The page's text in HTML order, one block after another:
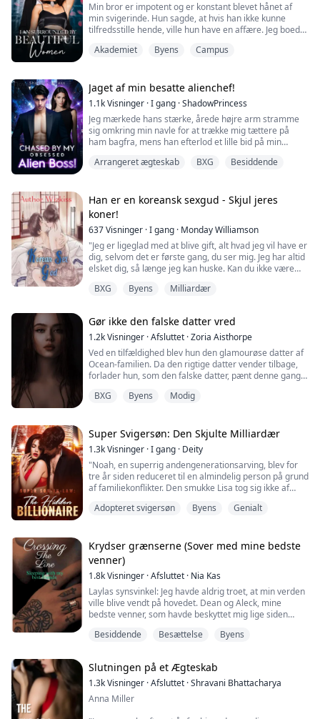
Hun udstøder et brændende støn, da jeg rammer
hendes følsomme punkt, og jeg nærmer mig hendes
højre bryst, markerer det med mine bid og suger. Jeg vil
have...
Min bror er impotent og er konstant blevet hånet af
min svigerinde. Hun sagde, at hvis han ikke kunne
tilfredsstille hende, ville hun have en affære. Jeg boede
en aften, at jeg skulle hjælpe ham og min svigerinde
Akademiet Byens Campus
Jaget af min besatte alienchef!
1.1kVisninger ·I gang ·ShadowPrincess
Jeg mærkede hans stærke, årede højre arm stramme
sig omkring min navle for at trække mig tættere på
ham bagfra, mens han efterlod et lille bid på min
pludselig genert nu? Er det ikke det, du ville? Har du
"V-Vent! H-Hvad sker der, Hr.!? H-Hvorfor er vi sådan
her!? D-Det er så forkert... du er min che...
Arrangeret ægteskab BXG Besiddende
Han er en koreansk sexgud - Skjul jeres
koner!
637Visninger ·I gang · Monday Williamson
"Jeg er ligeglad med at blive gift, alt hvad jeg vil have er
dig, selvom det er første gang, du ser mig. Jeg har altid
elsket dig, så længe jeg kan huske. Kan du ikke være
Hun sagde det, og jeg var ved at bryde ud i latter.
fantastisk. Hun er virkelig god i sengen, men jeg er
ingen kvindes brudgom. Jeg er en fri fugl, og jeg vil altid
væ...
BXG Byens Milliardær
Gør ikke den falske datter vred
1.2kVisninger ·Afsluttet ·Zoria Aisthorpe
Ved en tilfældighed blev hun den glamourøse datter af
Ocean-familien. Da den rigtige datter vender tilbage,
forlader hun, som den falske datter, pænt denne gang.
for at tage det, der blev taget fra hende i hendes
toppen. Hun troede, at...
BXG Byens Modig
Super Svigersøn: Den Skjulte Milliardær
1.3kVisninger ·I gang · Deity
"Noah, en superrig andengenerationsarving, blev for
tre år siden reduceret til en almindelig person på grund
af familiekonflikter. Den smukke Lisa tog sig ikke af
ægteskabet blev Noah konstant hånet af sin svigermor,
sin status som milliardærarving. N...
Adopteret svigersøn Byens Genialt
Krydser grænserne (Sover med mine bedste
venner)
1.8kVisninger ·Afsluttet · Nia Kas
Laylas synsvinkel: Jeg havde aldrig troet, at min verden
ville blive vendt på hovedet. Dean og Aleck, mine
bedste venner, som havde beskyttet mig lige siden
ikke, som jeg huskede dem. Siden jeg var atten, vidste
indtil jeg ikke kunne længere. At blive forelsket i sine
bedste venner er ...
Besiddende Besættelse Byens
Slutningen på et Ægteskab
1.3kVisninger ·Afsluttet ·Shravani Bhattacharya
Anna Miller